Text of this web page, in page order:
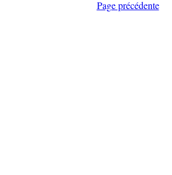
Page précédente